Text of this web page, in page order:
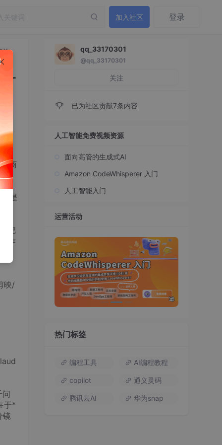
加入社区 登录
-
商
是
把
作
映/
问
于*
镜
qq_33170301
@qq_33170301
关注
已为社区贡献7条内容
人工智能免费视频资源
面向高管的生成式AI
Amazon CodeWhisperer 入门
人工智能入门
运营活动
热门标签
编程工具 AI编程教程
copilot 通义灵码
腾讯云AI 华为snap